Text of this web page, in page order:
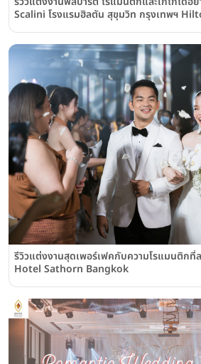
Scalini โรงแรมฮิลตัน สุขุมวิท กรุงเทพฯ
รีวิวแต่งงานสุดเพอร์เฟคกับความโรแมนติก
Hotel Sathorn Bangkok